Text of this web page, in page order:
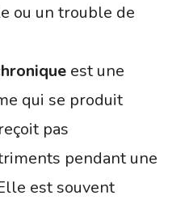
ou un trouble de
est une
qui se produit
pas
pendant une
est souvent